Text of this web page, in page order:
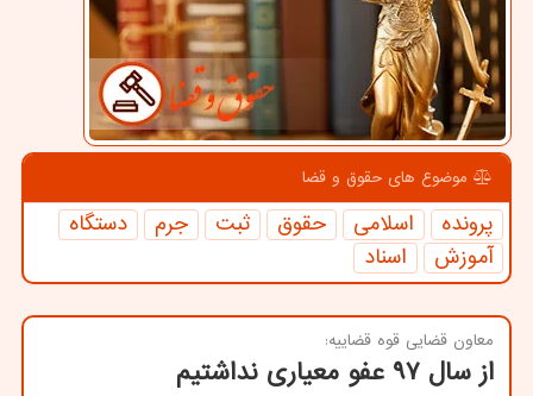
موضوع های حقوق و قضا
پرونده اسلامی حقوق ثبت جرم
دستگاه
آموزش
اسناد
معاون قضایی قوه قضاییه:
از سال ۹۷ عفو معیاری نداشتیم